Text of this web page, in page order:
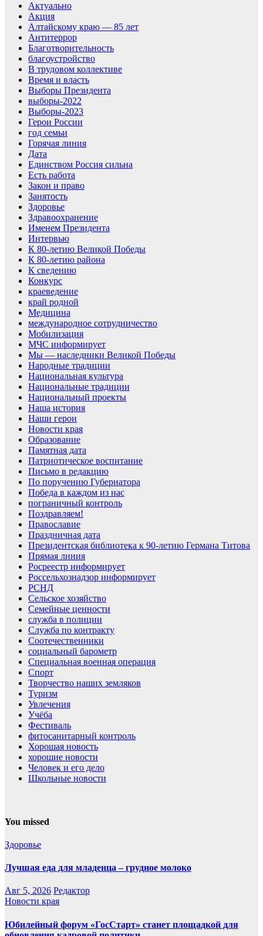
Актуально
Акция
Алтайскому краю — 85 лет
Антитеррор
Благотворительность
благоустройство
В трудовом коллективе
Время и власть
Выборы Президента
выборы-2022
Выборы-2023
Герои России
год семьи
Горячая линия
Дата
Единством Россия сильна
Есть работа
Закон и право
Занятость
Здоровье
Здравоохранение
Именем Президента
Интервью
К 80-летию Великой Победы
К 80-летию района
К сведению
Конкурс
краеведение
край родной
Медицина
международное сотрудничество
Мобилизация
МЧС информирует
Мы — наследники Великой Победы
Народные традиции
Национальная культура
Национальные традиции
Национальный проекты
Наша история
Наши герои
Новости края
Образование
Памятная дата
Патриотическое воспитание
Письмо в редакцию
По поручению Губернатора
Победа в каждом из нас
пограничный контроль
Поздравляем!
Православие
Праздничная дата
Президентская библиотека к 90-летию Германа Титова
Прямая линия
Росреестр информирует
Россельхознадзор информирует
РСНД
Сельское хозяйство
Семейные ценности
служба в полиции
Служба по контракту
Соотечественники
социальный барометр
Специальная военная операция
Спорт
Творчество наших земляков
Туризм
Увлечения
Учёба
Фестиваль
фитосанитарный контроль
Хорошая новость
хорошие новости
Человек и его дело
Школьные новости
You missed
Здоровье
Лучшая еда для младенца – грудное молоко
Авг 5, 2026 Редактор
Новости края
Юбилейный форум «ГосСтарт» станет площадкой для